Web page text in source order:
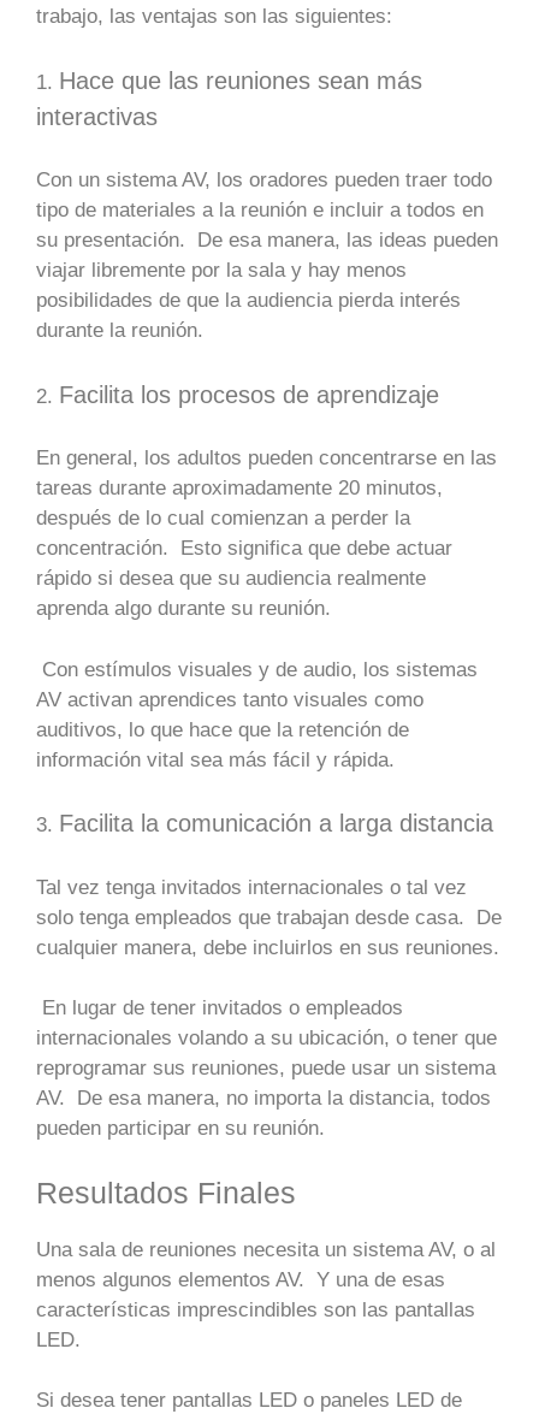
trabajo, las ventajas son las siguientes:
1. Hace que las reuniones sean más
interactivas
Con un sistema AV, los oradores pueden traer todo
tipo de materiales a la reunión e incluir a todos en
su presentación. De esa manera, las ideas pueden
viajar libremente por la sala y hay menos
posibilidades de que la audiencia pierda interés
durante la reunión.
2. Facilita los procesos de aprendizaje
En general, los adultos pueden concentrarse en las
tareas durante aproximadamente 20 minutos,
después de lo cual comienzan a perder la
concentración. Esto significa que debe actuar
rápido si desea que su audiencia realmente
aprenda algo durante su reunión.
Con estímulos visuales y de audio, los sistemas
AV activan aprendices tanto visuales como
auditivos, lo que hace que la retención de
información vital sea más fácil y rápida.
3. Facilita la comunicación a larga distancia
Tal vez tenga invitados internacionales o tal vez
solo tenga empleados que trabajan desde casa. De
cualquier manera, debe incluirlos en sus reuniones.
En lugar de tener invitados o empleados
internacionales volando a su ubicación, o tener que
reprogramar sus reuniones, puede usar un sistema
AV. De esa manera, no importa la distancia, todos
pueden participar en su reunión.
Resultados Finales
Una sala de reuniones necesita un sistema AV, o al
menos algunos elementos AV. Y una de esas
características imprescindibles son las pantallas
LED.
Si desea tener pantallas LED o paneles LED de